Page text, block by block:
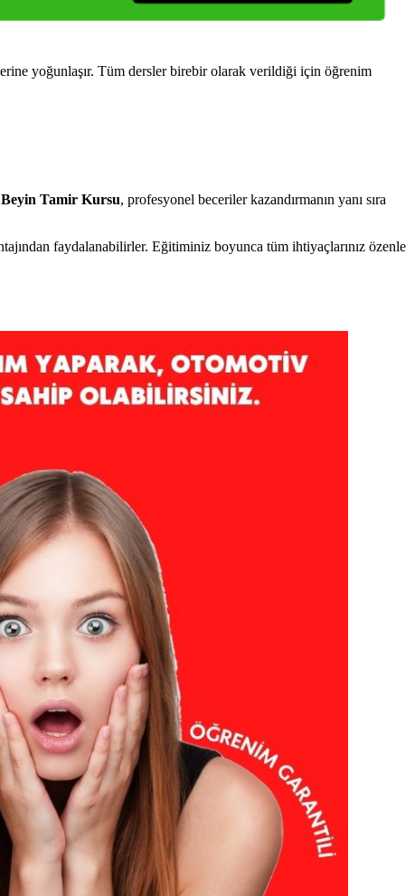
yoğunlaşır. Tüm dersler birebir olarak verildiği için öğrenim
Tamir Kursu, profesyonel beceriler kazandırmanın yanı sıra
faydalanabilirler. Eğitiminiz boyunca tüm ihtiyaçlarınız özenle